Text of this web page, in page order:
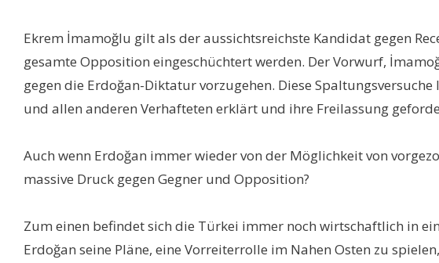
Ekrem İmamoğlu gilt als der aussichtsreichste Kandidat gegen
gesamte Opposition eingeschüchtert werden. Der Vorwurf,
gegen die Erdoğan-Diktatur vorzugehen. Diese
und allen anderen Verhafteten erklärt und ihre Freilassung
Auch wenn Erdoğan immer wieder von der Möglichkeit von
massive Druck gegen Gegner und Opposition?
Zum einen befindet sich die Türkei immer noch wirtschaftlich in
Erdoğan seine Pläne, eine Vorreiterrolle im Nahen Osten zu